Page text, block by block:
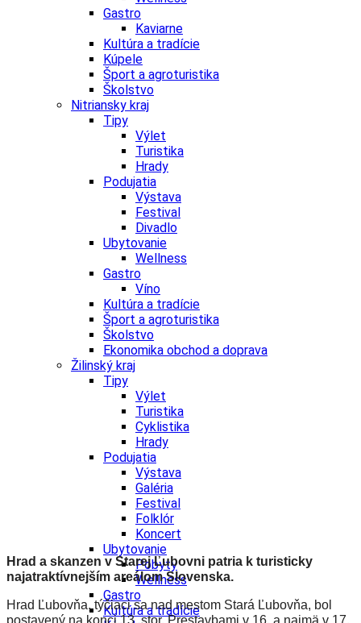
Gastro
Kaviarne
Kultúra a tradície
Kúpele
Šport a agroturistika
Školstvo
Nitriansky kraj
Tipy
Výlet
Turistika
Hrady
Podujatia
Výstava
Festival
Divadlo
Ubytovanie
Wellness
Gastro
Víno
Kultúra a tradície
Šport a agroturistika
Školstvo
Ekonomika obchod a doprava
Žilinský kraj
Tipy
Výlet
Turistika
Cyklistika
Hrady
Podujatia
Výstava
Galéria
Festival
Folklór
Koncert
Ubytovanie
Pobyty
Wellness
Gastro
Kultúra a tradície
Hrad a skanzen v Starej Ľubovni patria k turisticky
najatraktívnejším areálom Slovenska.
Hrad Ľubovňa, týčiaci sa nad mestom Stará Ľubovňa, bol
postavený na konci 13. stor. Prestavbami v 16. a najmä v 17.